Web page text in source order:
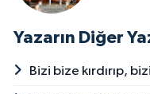
Yazarın Diğer
Bizi bize kırdırıp,